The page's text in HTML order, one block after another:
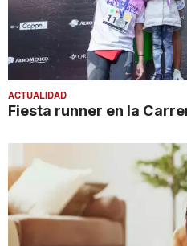
ACTUALIDAD
Fiesta runner en la